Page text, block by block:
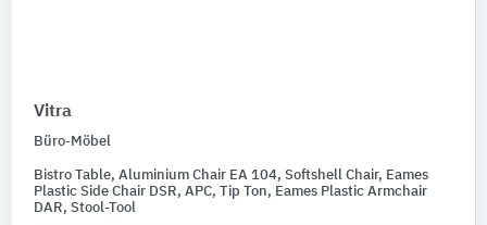
Vitra
Büro-Möbel
Bistro Table, Aluminium Chair EA 104, Softshell Chair, Eames
Plastic Side Chair DSR, APC, Tip Ton, Eames Plastic Armchair
DAR, Stool-Tool